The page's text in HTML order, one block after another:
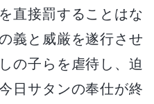
直接罰することはな
義と威厳を遂行させ
の子らを虐待し、迫
日サタンの奉仕が終